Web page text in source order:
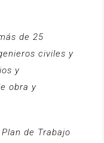
de 25
civiles y
y
obra y
de Trabajo